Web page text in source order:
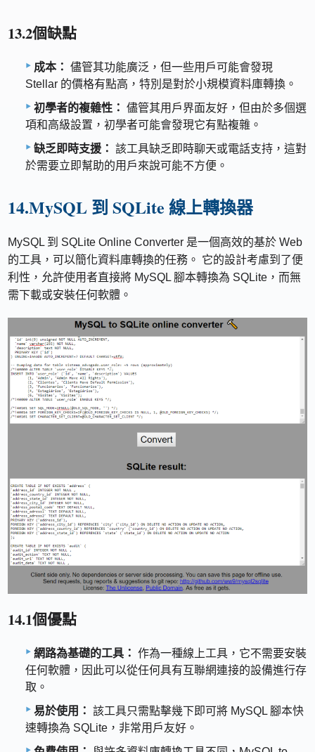
13.2個缺點
成本： 儘管其功能廣泛，但一些用戶可能會發現
Stellar 的價格有點高，特別是對於小規模資料庫轉換。
初學者的複雜性： 儘管其用戶界面友好，但由於多個選
項和高級設置，初學者可能會發現它有點複雜。
缺乏即時支援： 該工具缺乏即時聊天或電話支持，這對
於需要立即幫助的用戶來說可能不方便。
14.MySQL 到 SQLite 線上轉換器
MySQL 到 SQLite Online Converter 是一個高效的基於 Web
的工具，可以簡化資料庫轉換的任務。 它的設計考慮到了便
利性，允許使用者直接將 MySQL 腳本轉換為 SQLite，而無
需下載或安裝任何軟體。
14.1個優點
網路為基礎的工具： 作為一種線上工具，它不需要安裝
任何軟體，因此可以從任何具有互聯網連接的設備進行存
取。
易於使用： 該工具只需點擊幾下即可將 MySQL 腳本快
速轉換為 SQLite，非常用戶友好。